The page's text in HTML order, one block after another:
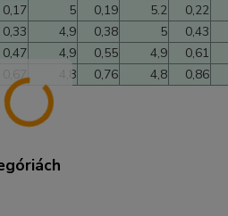
0,17 5 0,19 5.2
0,22
0,33 4,9 0,38 5
0,43
0,47 4,9 0,55 4,9
0,61
0,67 4,8 0,76 4,8 0,86